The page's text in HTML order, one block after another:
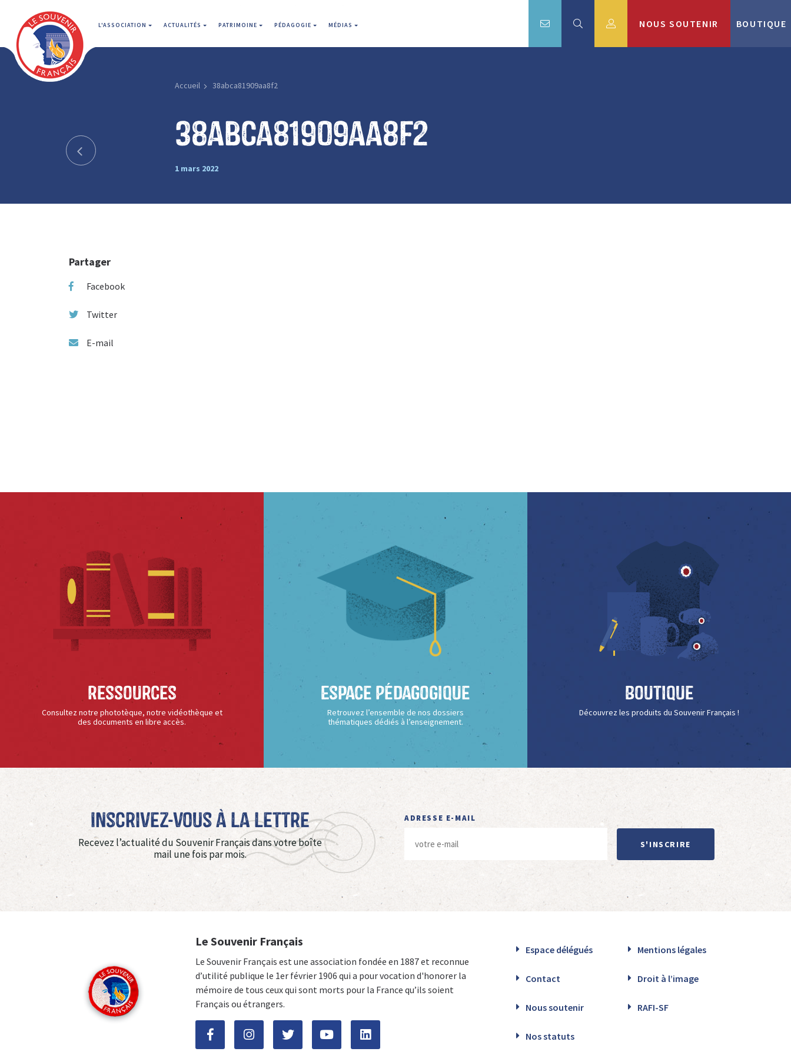
L'ASSOCIATION ACTUALITÉS PATRIMOINE PÉDAGOGIE MÉDIAS NOUS SOUTENIR BOUTIQUE
Accueil 38abca81909aa8f2
38abca81909aa8f2
1 mars 2022
Partager
Facebook
Twitter
E-mail
Ressources
Consultez notre phototèque, notre vidéothèque et
des documents en libre accès.
Espace Pédagogique
Retrouvez l’ensemble de nos dossiers
thématiques dédiés à l’enseignement.
Boutique
Découvrez les produits du Souvenir Français !
Inscrivez-vous à La Lettre
Recevez l’actualité du Souvenir Français dans votre boîte
mail une fois par mois.
ADRESSE E-MAIL
S'INSCRIRE
Le Souvenir Français
Le Souvenir Français est une association fondée en 1887 et reconnue
d’utilité publique le 1er février 1906 qui a pour vocation d'honorer la
mémoire de tous ceux qui sont morts pour la France qu’ils soient
Français ou étrangers.
Espace délégués Mentions légales
Contact Droit à l’image
Nous soutenir RAFI-SF
Nos statuts